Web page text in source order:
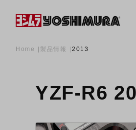
Home 製品情報 2013
YZF-R6